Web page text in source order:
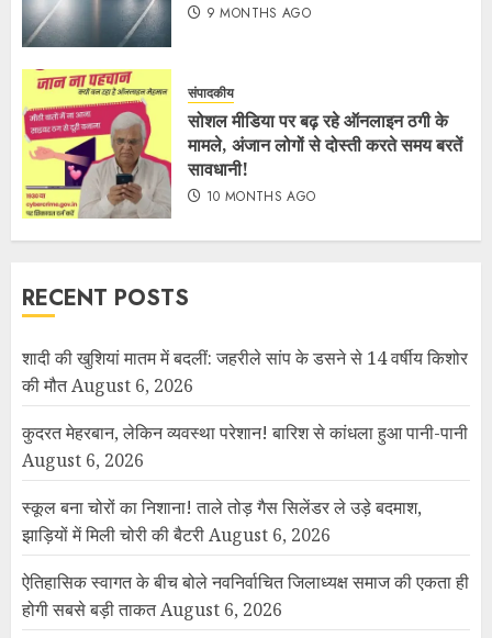
9 MONTHS AGO
संपादकीय
सोशल मीडिया पर बढ़ रहे ऑनलाइन ठगी के
मामले, अंजान लोगों से दोस्ती करते समय बरतें
सावधानी!
10 MONTHS AGO
RECENT POSTS
शादी की खुशियां मातम में बदलीं: जहरीले सांप के डसने से 14 वर्षीय किशोर
की मौतAugust 6, 2026
कुदरत मेहरबान, लेकिन व्यवस्था परेशान! बारिश से कांधला हुआ पानी-पानी
August 6, 2026
स्कूल बना चोरों का निशाना! ताले तोड़ गैस सिलेंडर ले उड़े बदमाश,
झाड़ियों में मिली चोरी की बैटरीAugust 6, 2026
ऐतिहासिक स्वागत के बीच बोले नवनिर्वाचित जिलाध्यक्ष समाज की एकता ही
होगी सबसे बड़ी ताकतAugust 6, 2026